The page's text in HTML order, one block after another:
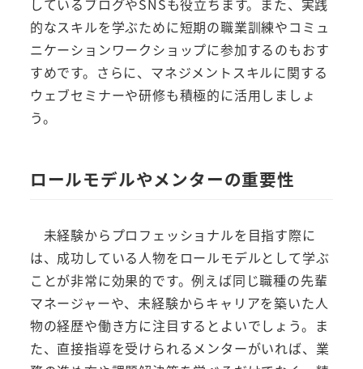
しているブログやSNSも役立ちます。また、実践
的なスキルを学ぶために短期の職業訓練やコミュ
ニケーションワークショップに参加するのもおす
すめです。さらに、マネジメントスキルに関する
ウェブセミナーや研修も積極的に活用しましょ
う。
ロールモデルやメンターの重要性
未経験からプロフェッショナルを目指す際に
は、成功している人物をロールモデルとして学ぶ
ことが非常に効果的です。例えば同じ職種の先輩
マネージャーや、未経験からキャリアを築いた人
物の経歴や働き方に注目するとよいでしょう。ま
た、直接指導を受けられるメンターがいれば、業